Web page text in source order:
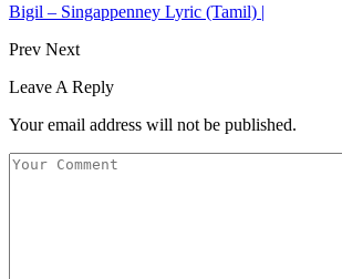
Bigil – Singappenney Lyric (Tamil) |
Prev Next
Leave A Reply
Your email address will not be published.